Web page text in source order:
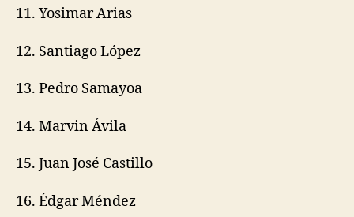
11. Yosimar Arias
12. Santiago López
13. Pedro Samayoa
14. Marvin Ávila
15. Juan José Castillo
16. Édgar Méndez